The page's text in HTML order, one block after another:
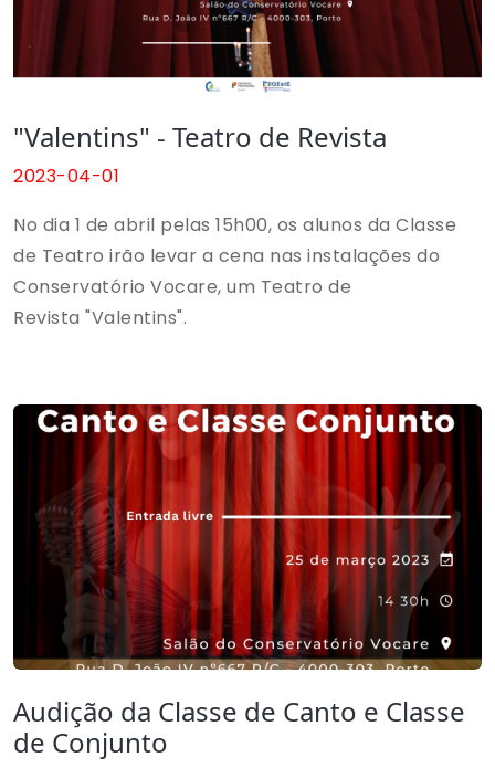
"Valentins" - Teatro de Revista
2023-04-01
No dia 1 de abril pelas 15h00, os alunos da Classe
de Teatro irão levar a cena nas instalações do
Conservatório Vocare, um Teatro de
Revista "Valentins".
Audição da Classe de Canto e Classe
de Conjunto